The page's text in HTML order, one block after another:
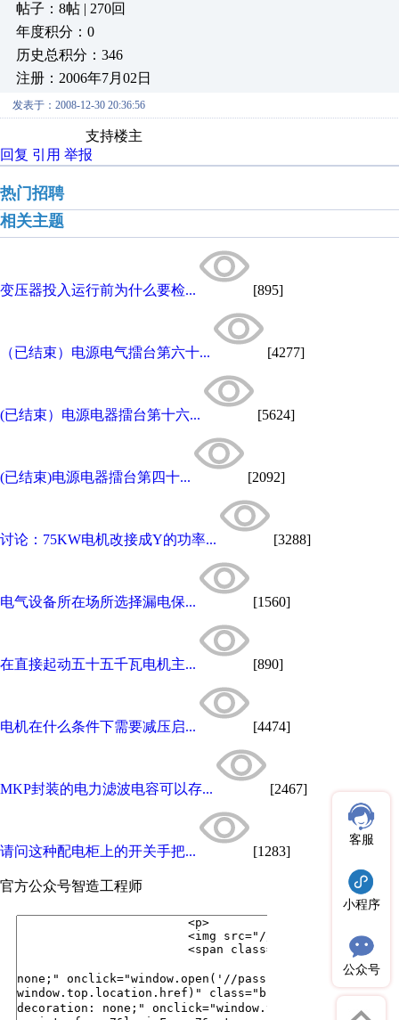
帖子：8帖 | 270回
年度积分：0
历史总积分：346
注册：2006年7月02日
发表于：2008-12-30 20:36:56
支持楼主
回复 引用 举报
热门招聘
相关主题
变压器投入运行前为什么要检... [895]
（已结束）电源电气擂台第六十... [4277]
(已结束）电源电器擂台第十六... [5624]
(已结束)电源电器擂台第四十... [2092]
讨论：75KW电机改接成Y的功率... [3288]
电气设备所在场所选择漏电保... [1560]
在直接起动五十五千瓦电机主... [890]
电机在什么条件下需要减压启... [4474]
MKP封装的电力滤波电容可以存... [2467]
请问这种配电柜上的开关手把... [1283]
官方公众号智造工程师
客服
小程序
公众号